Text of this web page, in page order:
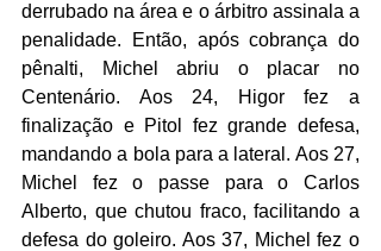
derrubado na área e o árbitro assinala a
penalidade. Então, após cobrança do
pênalti, Michel abriu o placar no
Centenário. Aos 24, Higor fez a
finalização e Pitol fez grande defesa,
mandando a bola para a lateral. Aos 27,
Michel fez o passe para o Carlos
Alberto, que chutou fraco, facilitando a
defesa do goleiro. Aos 37, Michel fez o